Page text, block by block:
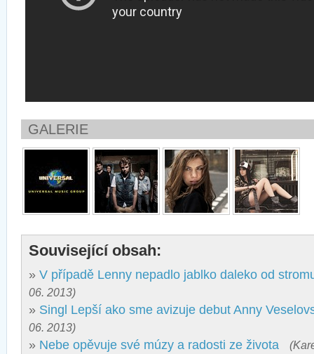
GALERIE
Související obsah:
» V případě Lenny nepadlo jablko daleko od
06. 2013)
» Singl Lepší ako sme avizuje debut Anny
06. 2013)
» Nebe opěvuje své múzy a radosti ze života